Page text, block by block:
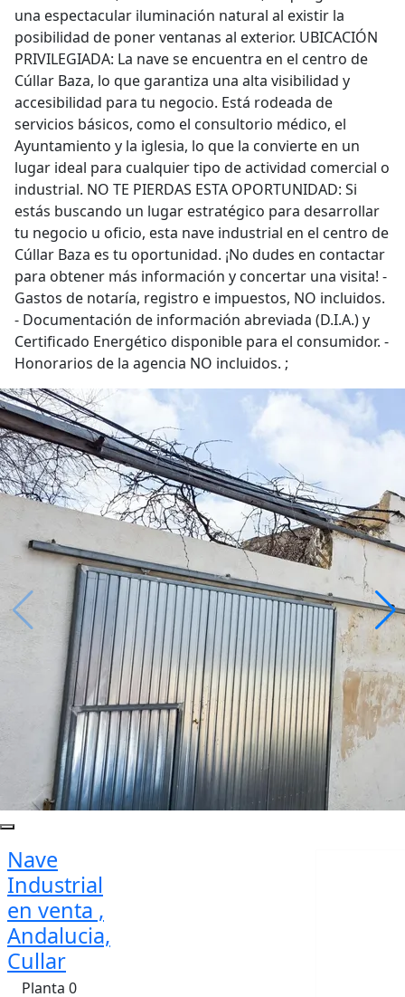
una espectacular iluminación natural al existir la
posibilidad de poner ventanas al exterior. UBICACIÓN
PRIVILEGIADA: La nave se encuentra en el centro de
Cúllar Baza, lo que garantiza una alta visibilidad y
accesibilidad para tu negocio. Está rodeada de
servicios básicos, como el consultorio médico, el
Ayuntamiento y la iglesia, lo que la convierte en un
lugar ideal para cualquier tipo de actividad comercial o
industrial. NO TE PIERDAS ESTA OPORTUNIDAD: Si
estás buscando un lugar estratégico para desarrollar
tu negocio u oficio, esta nave industrial en el centro de
Cúllar Baza es tu oportunidad. ¡No dudes en contactar
para obtener más información y concertar una visita! -
Gastos de notaría, registro e impuestos, NO incluidos.
- Documentación de información abreviada (D.I.A.) y
Certificado Energético disponible para el consumidor. -
Honorarios de la agencia NO incluidos. ;
Nave
Industrial
en venta ,
Andalucia,
Cullar
Planta 0